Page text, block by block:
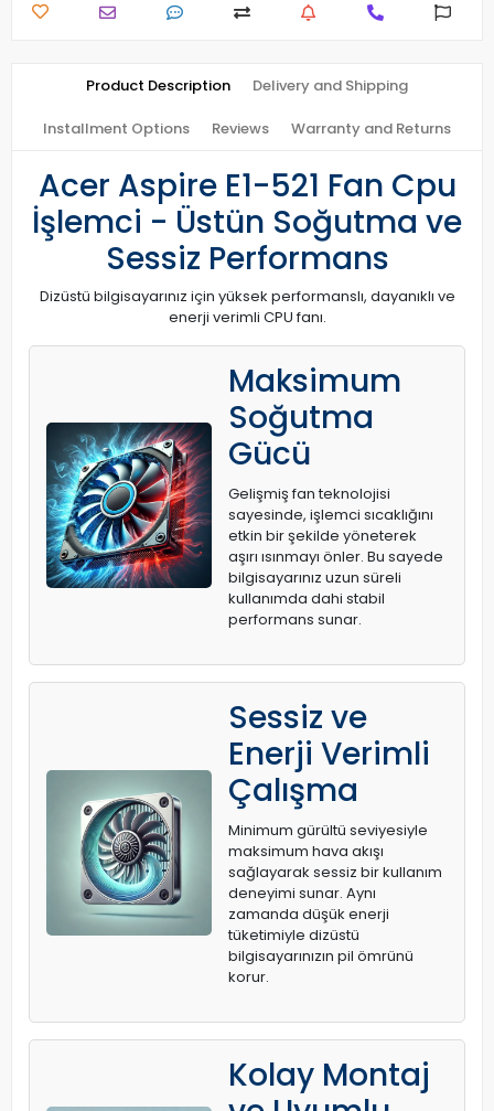
Product Description Delivery and Shipping
Installment Options Reviews Warranty and Returns
Acer Aspire E1-521 Fan Cpu
İşlemci - Üstün Soğutma ve
Sessiz Performans
Dizüstü bilgisayarınız için yüksek performanslı, dayanıklı ve
enerji verimli CPU fanı.
Maksimum
Soğutma
Gücü
Gelişmiş fan teknolojisi
sayesinde, işlemci sıcaklığını
etkin bir şekilde yöneterek
aşırı ısınmayı önler. Bu sayede
bilgisayarınız uzun süreli
kullanımda dahi stabil
performans sunar.
Sessiz ve
Enerji Verimli
Çalışma
Minimum gürültü seviyesiyle
maksimum hava akışı
sağlayarak sessiz bir kullanım
deneyimi sunar. Aynı
zamanda düşük enerji
tüketimiyle dizüstü
bilgisayarınızın pil ömrünü
korur.
Kolay Montaj